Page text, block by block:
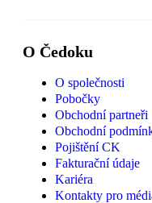
O Čedoku
O společnosti
Pobočky
Obchodní partneři
Obchodní
Pojištění CK
Fakturační údaje
Kariéra
Kontakty pro